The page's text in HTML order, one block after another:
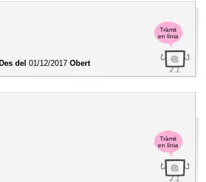
Tràmit
en línia
Des del 01/12/2017Obert
Tràmit
en línia